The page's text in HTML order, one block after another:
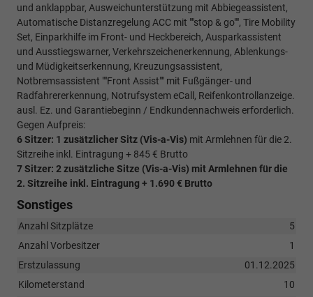
und anklappbar, Ausweichunterstützung mit Abbiegeassistent,
Automatische Distanzregelung ACC mit ""stop & go"", Tire Mobility
Set, Einparkhilfe im Front- und Heckbereich, Ausparkassistent
und Ausstiegswarner, Verkehrszeichenerkennung, Ablenkungs-
und Müdigkeitserkennung, Kreuzungsassistent,
Notbremsassistent ""Front Assist"" mit Fußgänger- und
Radfahrererkennung, Notrufsystem eCall, Reifenkontrollanzeige.
ausl. Ez. und Garantiebeginn / Endkundennachweis erforderlich.
Gegen Aufpreis:
6 Sitzer: 1 zusätzlicher Sitz (Vis-a-Vis) mit Armlehnen für die 2.
Sitzreihe inkl. Eintragung + 845 € Brutto
7 Sitzer: 2 zusätzliche Sitze (Vis-a-Vis) mit Armlehnen für die
2. Sitzreihe inkl. Eintragung + 1.690 € Brutto
Sonstiges
Anzahl Sitzplätze
5
Anzahl Vorbesitzer
1
Erstzulassung
01.12.2025
Kilometerstand
10